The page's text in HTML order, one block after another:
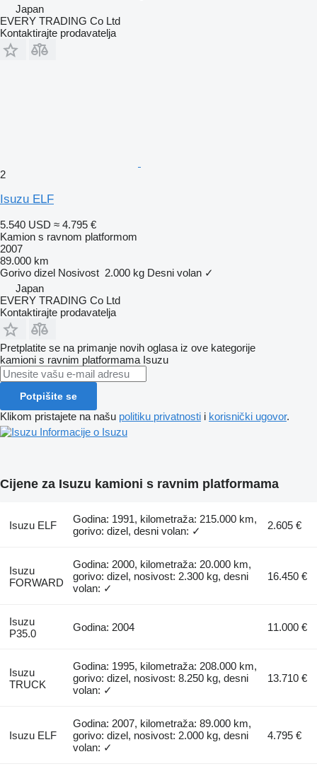
Japan
EVERY TRADING Co Ltd
Kontaktirajte prodavatelja
2
Isuzu ELF
5.540 USD ≈ 4.795 €
Kamion s ravnom platformom
2007
89.000 km
Gorivo dizel Nosivost 2.000 kg Desni volan ✓
Japan
EVERY TRADING Co Ltd
Kontaktirajte prodavatelja
Pretplatite se na primanje novih oglasa iz ove kategorije
kamioni s ravnim platformama Isuzu
Potpišite se
Klikom pristajete na našu politiku privatnosti i korisnički ugovor.
Informacije o Isuzu
Cijene za Isuzu kamioni s ravnim platformama
Isuzu ELF
Godina: 1991, kilometraža: 215.000 km,
gorivo: dizel, desni volan: ✓
2.605 €
Isuzu
FORWARD
Godina: 2000, kilometraža: 20.000 km,
gorivo: dizel, nosivost: 2.300 kg, desni
volan: ✓
16.450 €
Isuzu
P35.0
Godina: 2004 11.000 €
Isuzu
TRUCK
Godina: 1995, kilometraža: 208.000 km,
gorivo: dizel, nosivost: 8.250 kg, desni
volan: ✓
13.710 €
Isuzu ELF
Godina: 2007, kilometraža: 89.000 km,
gorivo: dizel, nosivost: 2.000 kg, desni
volan: ✓
4.795 €